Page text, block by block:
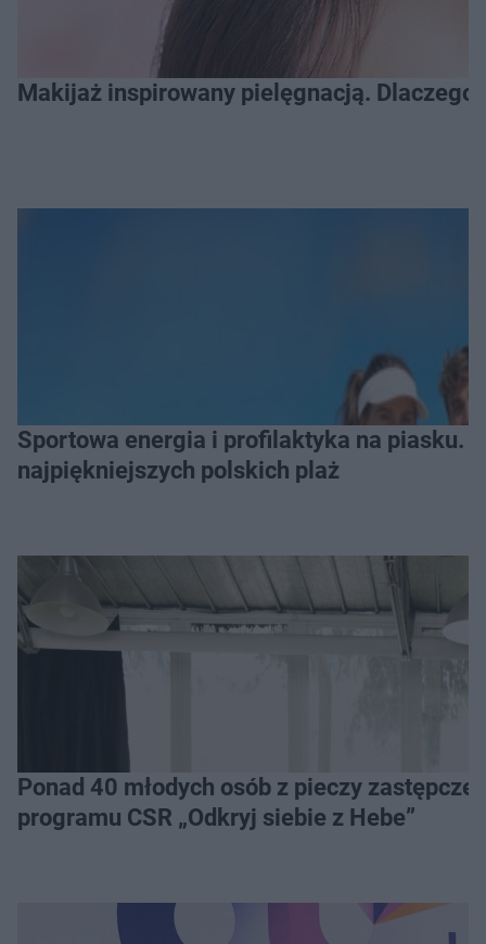
Makijaż inspirowany pielęgnacją.
Sportowa energia i profilaktyka na piasku. Baltic Tour Medicover Sport odwiedzi 10
najpiękniejszych polskich plaż
Ponad 40 młodych osób z pieczy
programu CSR „Odkryj siebie z Hebe”